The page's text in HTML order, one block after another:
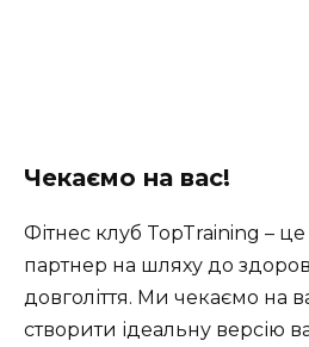
Чекаємо на вас!
Фітнес клуб TopTraining –
партнер на шляху до
довголіття. Ми чекаємо на
створити ідеальну версію